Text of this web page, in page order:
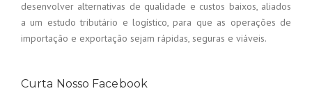
desenvolver alternativas de qualidade e custos baixos, aliados
a um estudo tributário e logístico, para que as operações de
importação e exportação sejam rápidas, seguras e viáveis.
Curta Nosso Facebook